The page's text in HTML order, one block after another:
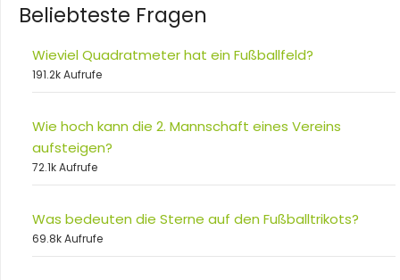
Beliebteste Fragen
Wieviel Quadratmeter hat ein Fußballfeld?
191.2k Aufrufe
Wie hoch kann die 2. Mannschaft eines Vereins
aufsteigen?
72.1k Aufrufe
Was bedeuten die Sterne auf den Fußballtrikots?
69.8k Aufrufe